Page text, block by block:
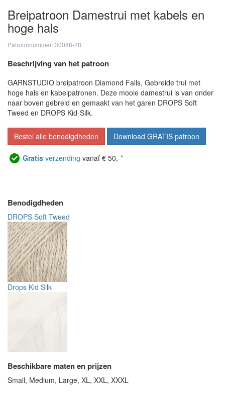
Breipatroon Damestrui met kabels en
hoge hals
Patroonnummer: 30088-28
Beschrijving van het patroon
GARNSTUDIO breipatroon Diamond Falls, Gebreide trui met
hoge hals en kabelpatronen. Deze mooie damestrui is van onder
naar boven gebreid en gemaakt van het garen DROPS Soft
Tweed en DROPS Kid-Silk.
Bestel alle benodigdheden Download GRATIS patroon
Gratis verzending vanaf € 50,-*
Benodigdheden
DROPS Soft Tweed
Drops Kid Silk
Beschikbare maten en prijzen
Small, Medium, Large, XL, XXL, XXXL